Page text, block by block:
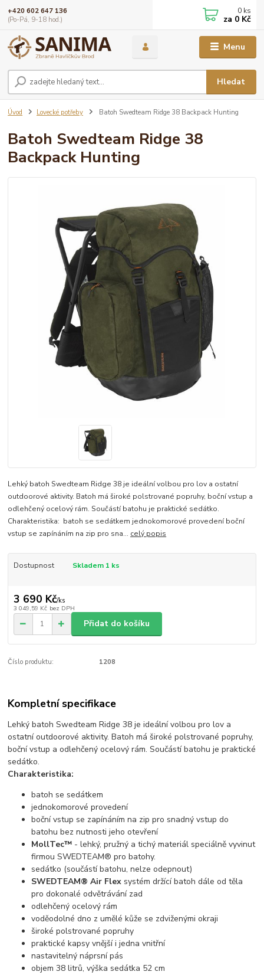
Menu
Hledat
+420 602 647 136
(Po-Pá, 9-18 hod.)
0 ks
za 0 Kč
Úvod Lovecké potřeby Batoh Swedteam Ridge 38 Backpack Hunting
Batoh Swedteam Ridge 38
Backpack Hunting
Lehký batoh Swedteam Ridge 38 je ideální volbou pro lov a ostatní
outdoorové aktivity. Batoh má široké polstrované popruhy, boční vstup a
odlehčený ocelový rám. Součástí batohu je praktické sedátko.
Charakteristika: batoh se sedátkem jednokomorové provedení boční
vstup se zapínáním na zip pro sna... celý popis
Dostupnost Skladem 1 ks
3 690 Kč/ks
3 049,59 Kč bez DPH
Přidat do košíku
Číslo produktu: 1208
Kompletní specifikace
Lehký batoh Swedteam Ridge 38 je ideální volbou pro lov a
ostatní outdoorové aktivity. Batoh má široké polstrované popruhy,
boční vstup a odlehčený ocelový rám. Součástí batohu je praktické
sedátko.
Charakteristika:
batoh se sedátkem
jednokomorové provedení
boční vstup se zapínáním na zip pro snadný vstup do
batohu bez nutnosti jeho otevření
MollTec™ - lehký, pružný a tichý materiál speciálně vyvinut
firmou SWEDTEAM® pro batohy.
sedátko (součástí batohu, nelze odepnout)
SWEDTEAM® Air Flex systém držící batoh dále od těla
pro dokonalé odvětrávání zad
odlehčený ocelový rám
voděodolné dno z umělé kůže se zdviženými okraji
široké polstrované popruhy
praktické kapsy vnější i jedna vnitřní
nastavitelný náprsní pás
objem 38 litrů, výška sedátka 52 cm